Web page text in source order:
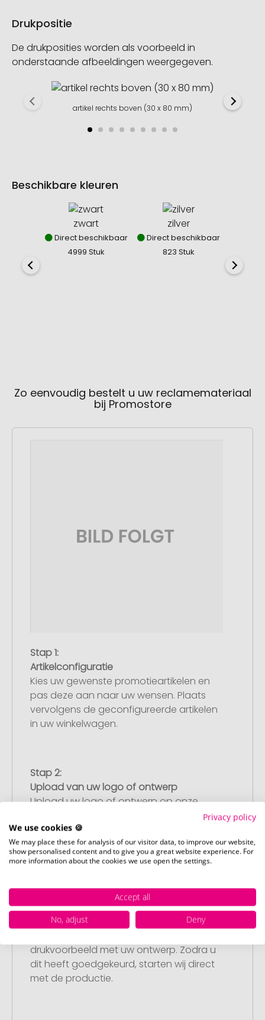
Drukpositie
De drukposities worden als voorbeeld in
onderstaande afbeeldingen weergegeven.
artikel rechts boven (30 x 80 mm)
Beschikbare kleuren
zwart
Direct beschikbaar
4999 Stuk
zilver
Direct beschikbaar
823 Stuk
Zo eenvoudig bestelt u uw reclamemateriaal
bij Promostore
Stap 1:
Artikelconfiguratie
Kies uw gewenste promotieartikelen en
pas deze aan naar uw wensen. Plaats
vervolgens de geconfigureerde artikelen
in uw winkelwagen.
Stap 2:
Upload van uw logo of ontwerp
Upload uw logo of ontwerp op onze
afrekenpagina (checkout) en rond uw
bestelling af. Mocht u op dit moment
geen geschikt bestand beschikbaar
hebben, dan kunt u dit later aanleveren.
Stap 3:
Artikelvoorbeeld en goedkeuring
drukvoorbeeld met uw ontwerp. Zodra u
dit heeft goedgekeurd, starten wij direct
met de productie.
Privacy policy
We use cookies 🍪
We may place these for analysis of our visitor data, to improve our website,
show personalised content and to give you a great website experience. For
more information about the cookies we use open the settings.
Accept all
No, adjust
Deny